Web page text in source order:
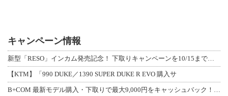
キャンペーン情報
【KTM】「990 DUKE／1390 SUPER DUKE R EVO 購入サ